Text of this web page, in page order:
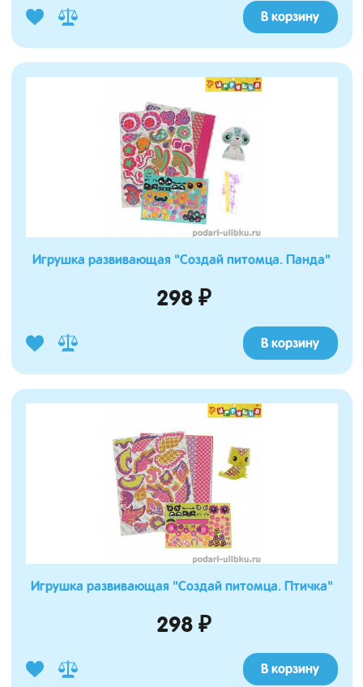
В корзину
Игрушка развивающая "Создай питомца. Панда"
298 ₽
В корзину
Игрушка развивающая "Создай питомца. Птичка"
298 ₽
В корзину